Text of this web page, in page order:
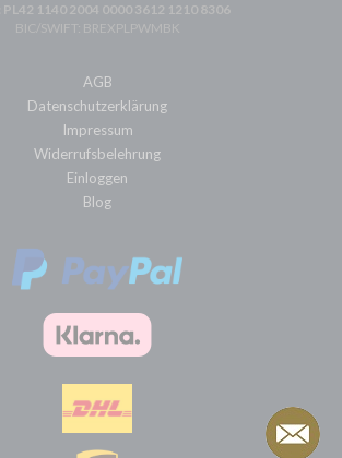
PL42 1140 2004 0000 3612 1210 8306
BIC/SWIFT: BREXPLPWMBK
AGB
Datenschutzerklärung
Impressum
Widerrufsbelehrung
Einloggen
Blog